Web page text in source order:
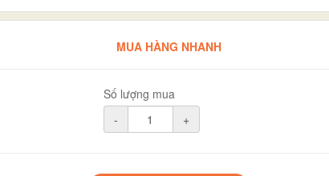
MUA HÀNG NHANH
Số lượng mua
-
+